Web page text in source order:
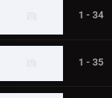
1 - 34
1 - 35